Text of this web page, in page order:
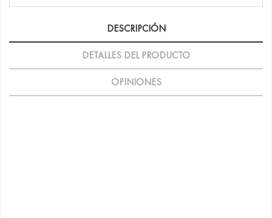
DESCRIPCIÓN
DETALLES DEL PRODUCTO
OPINIONES